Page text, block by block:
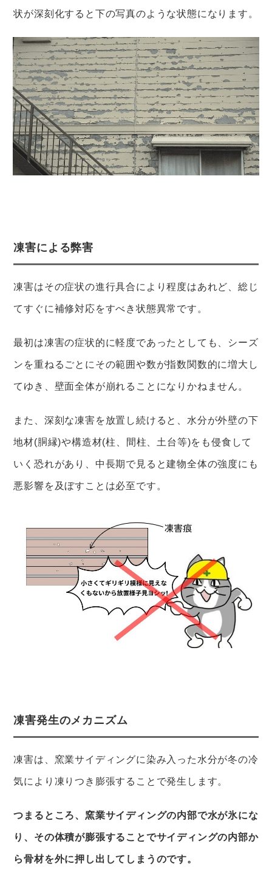
状が深刻化すると下の写真のような状態になります。
凍害による弊害
凍害はその症状の進行具合により程度はあれど、総じ
てすぐに補修対応をすべき状態異常です。
最初は凍害の症状的に軽度であったとしても、シーズ
ンを重ねるごとにその範囲や数が指数関数的に増大し
てゆき、壁面全体が崩れることになりかねません。
また、深刻な凍害を放置し続けると、水分が外壁の下
地材(胴縁)や構造材(柱、間柱、土台等)をも侵食して
いく恐れがあり、中長期で見ると建物全体の強度にも
悪影響を及ぼすことは必至です。
凍害発生のメカニズム
凍害は、窯業サイディングに染み入った水分が冬の冷
気により凍りつき膨張することで発生します。
つまるところ、窯業サイディングの内部で水が氷にな
り、その体積が膨張することでサイディングの内部か
ら骨材を外に押し出してしまうのです。